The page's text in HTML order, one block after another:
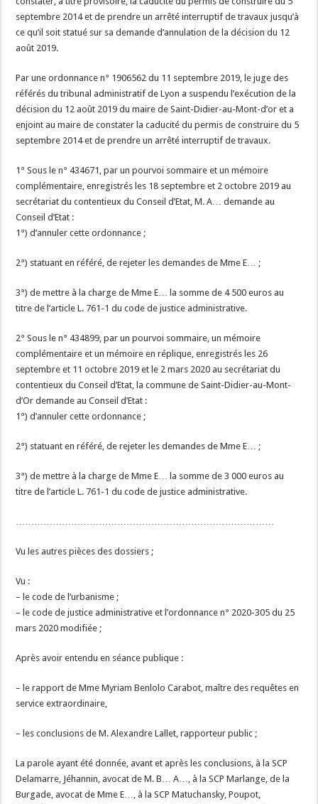
septembre 2014 et de prendre un arrêté interruptif de travaux jusqu’à
ce qu’il soit statué sur sa demande d’annulation de la décision du 12
août 2019.
Par une ordonnance n° 1906562 du 11 septembre 2019, le juge des
référés du tribunal administratif de Lyon a suspendu l’exécution de la
décision du 12 août 2019 du maire de Saint-Didier-au-Mont-d’or et a
enjoint au maire de constater la caducité du permis de construire du 5
septembre 2014 et de prendre un arrêté interruptif de travaux.
1° Sous le n° 434671, par un pourvoi sommaire et un mémoire
complémentaire, enregistrés les 18 septembre et 2 octobre 2019 au
secrétariat du contentieux du Conseil d’Etat, M. A… demande au
Conseil d’Etat :
1°) d’annuler cette ordonnance ;
2°) statuant en référé, de rejeter les demandes de Mme E… ;
3°) de mettre à la charge de Mme E… la somme de 4 500 euros au
titre de l’article L. 761-1 du code de justice administrative.
2° Sous le n° 434899, par un pourvoi sommaire, un mémoire
complémentaire et un mémoire en réplique, enregistrés les 26
septembre et 11 octobre 2019 et le 2 mars 2020 au secrétariat du
contentieux du Conseil d’Etat, la commune de Saint-Didier-au-Mont-
d’Or demande au Conseil d’Etat :
1°) d’annuler cette ordonnance ;
2°) statuant en référé, de rejeter les demandes de Mme E… ;
3°) de mettre à la charge de Mme E… la somme de 3 000 euros au
titre de l’article L. 761-1 du code de justice administrative.
…………………………………………………………………………
Vu les autres pièces des dossiers ;
Vu :
– le code de l’urbanisme ;
– le code de justice administrative et l’ordonnance n° 2020-305 du 25
mars 2020 modifiée ;
Après avoir entendu en séance publique :
– le rapport de Mme Myriam Benlolo Carabot, maître des requêtes en
service extraordinaire,
– les conclusions de M. Alexandre Lallet, rapporteur public ;
La parole ayant été donnée, avant et après les conclusions, à la SCP
Delamarre, Jéhannin, avocat de M. B… A…, à la SCP Marlange, de la
Burgade, avocat de Mme E…, à la SCP Matuchansky, Poupot,